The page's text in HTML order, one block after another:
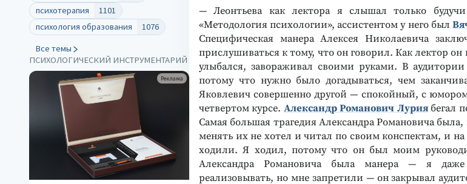
— Леонтьева как лектора я слышал только
«Методология психологии», ассистентом у него был
Специфическая манера Алексея Николаевича
прислушиваться к тому, что он говорил. Как лектор
улыбался, завораживал своими руками. В
потому что нужно было догадываться, чем
Яковлевич совершенно другой — спокойный, с
четвертом курсе. Александр Романович Луриябегал
Самая большая трагедия Александра Романовича
менять их не хотел и читал по своим конспектам, и на
ходили. Я ходил, потому что он был моим
Александра Романовича была манера — я
реализовывать, но мне запретили — он закрывал
психотерапия
1101
психология образования
1076
Все темы
ПСИХОЛОГИЧЕСКИЙ ИНСТРУМЕНТАРИЙ
Реклама Реклама